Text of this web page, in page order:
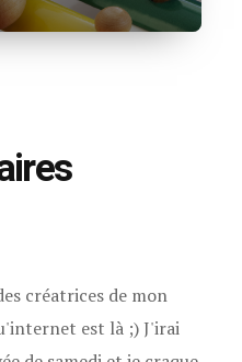
créatrices de mon
est là ;) J'irai